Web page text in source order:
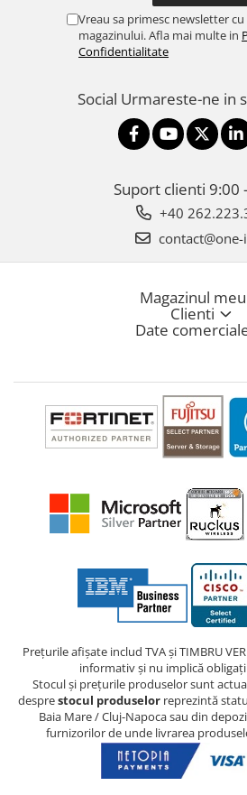
Vreau sa primesc newsletter
magazinului. Afla mai multe in
Confidentialitate
Social Urmareste-ne in
Suport clienti 9:00
+40
Magazinul meu
Clienti
Date
Prețurile afișate includ TVA și TIMBRU
informativ și nu implică
Stocul și prețurile produselor sunt
desprestocul produselor reprezintă
Baia Mare / Cluj-Napoca sau din
furnizorilor de unde livrarea